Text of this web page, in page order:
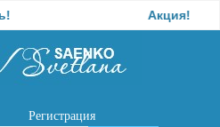
Акция!
Регистрация